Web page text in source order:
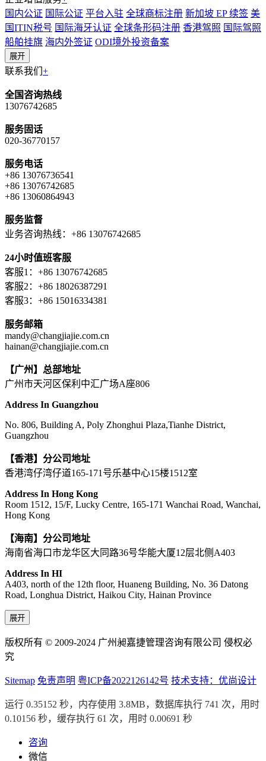
国内公证 国际公证 平台入驻 全球商标注册 新加坡 EP 续签 美
国ITIN税号 国际海牙认证 全球条形码注册 香港驾照 国际驾照
船舶挂旗 海内外签证 ODI境外投资备案
展开
联系我们 +
全国咨询热线
13076742685
服务固话
020-36770157
服务电话
+86 13076736541
+86 13076742685
+86 13060864943
服务监督
业务咨询热线：+86 13076742685
24小时值班客服
客服1：+86 13076742685
客服2：+86 18026387291
客服3：+86 15016334381
服务邮箱
mandy@changjiajie.com.cn
hainan@changjiajie.com.cn
【广州】总部地址
广州市天河区保利中汇广场A座806
Address In Guangzhou
No. 806, Building A, Poly Zhonghui Plaza,Tianhe District,
Guangzhou
【香港】分公司地址
香港湾仔湾仔道165-171号乐基中心15楼1512室
Address In Hong Kong
Room 1512, 15/F, Lucky Centre, 165-171 Wanchai Road, Wanchai,
Hong Kong
【海南】分公司地址
海南省海口市龙华区大同路36号华能大厦12层北侧A403
Address In HI
A403, north of the 12th floor, Huaneng Building, No. 36 Datong
Road, Longhua District, Haikou City, Hainan Province
展开
版权所有 © 2009-2024 广州昶嘉捷管理咨询有限公司 侵权必
究
Sitemap 免责声明 粤ICP备2022126142号 技术支持：优尚设计
运行 0.35152 秒，内存使用 3.8MB，数据库执行 741 次，用时
0.10156 秒，缓存执行 61 次，用时 0.00691 秒
咨询
微信